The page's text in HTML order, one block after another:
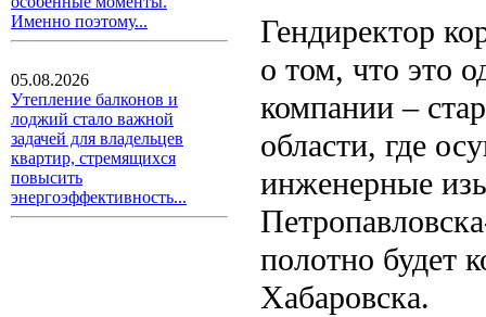
Именно поэтому...
05.08.2026
Утепление балконов и
лоджий стало важной
задачей для владельцев
квартир, стремящихся
повысить
энергоэффективность...
Гендиректор
о том, что это
компании –
области, где
инженерные
полотно будет
Хабаровска.